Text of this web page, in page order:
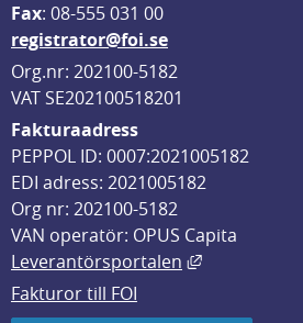
Fax: 08-555 031 00
registrator@foi.se
Org.nr: 202100-5182
VAT SE202100518201
Fakturaadress
PEPPOL ID: 0007:2021005182
EDI adress: 2021005182
Org nr: 202100-5182
VAN operatör: OPUS Capita
Leverantörsportalen
Länk till
Fakturor till FOI